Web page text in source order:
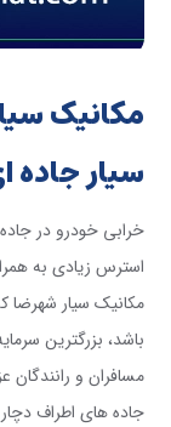
مکانیک
سیار جاده
خرابی خودرو در
استرس زیادی به
مکانیک سیار شهرضا
باشد، بزرگترین
مسافران و
جاده های اطراف